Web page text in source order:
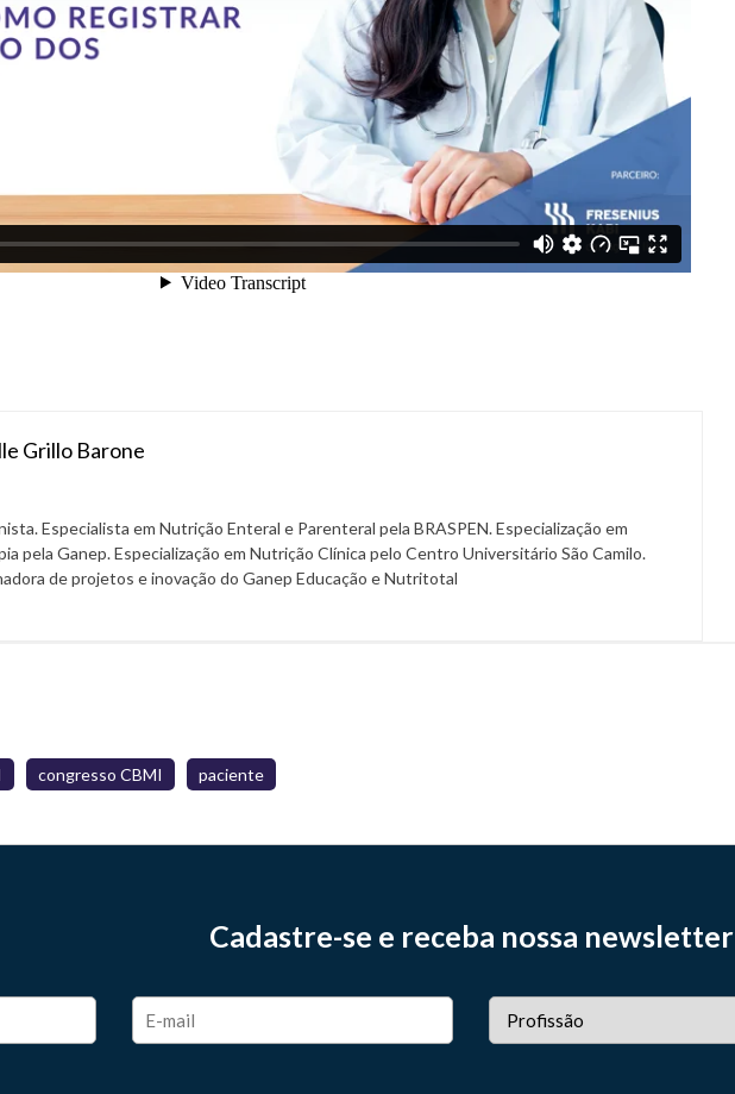
Grillo Barone
Especialista em Nutrição Enteral e Parenteral pela BRASPEN. Especialização em
pela Ganep. Especialização em Nutrição Clínica pelo Centro Universitário São Camilo.
de projetos e inovação do Ganep Educação e Nutritotal
congresso CBMI paciente
Cadastre-se e receba nossa newsletter